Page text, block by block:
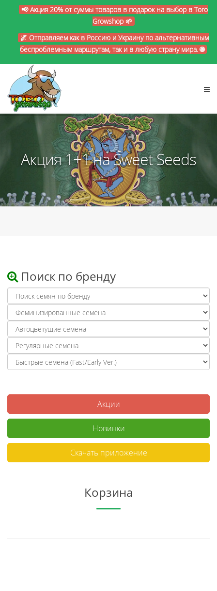
📢 Акция 20% от суммы товаров в подарок на выбор в Toro
Growshop 🌱
🌌 Отправляем как в Россию и Украину по альтернативным
беспроблемным маршрутам, так и в любую страну мира. 🌐
Акция 1+1 на Sweet Seeds
Поиск по бренду
Акции
Новинки
Скачать приложение
Корзина